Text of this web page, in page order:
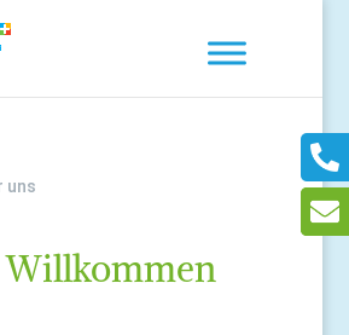
uns